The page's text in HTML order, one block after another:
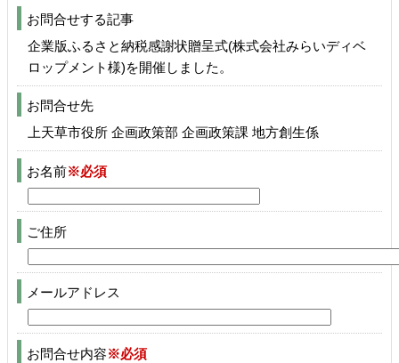
お問合せする記事
企業版ふるさと納税感謝状贈呈式(株式会社みらいディベ
ロップメント様)を開催しました。
お問合せ先
上天草市役所 企画政策部 企画政策課 地方創生係
お名前※必須
ご住所
メールアドレス
お問合せ内容※必須